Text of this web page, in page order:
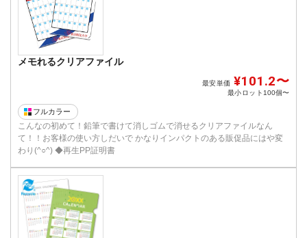
メモれるクリアファイル
最安単価 ¥101.2〜
最小ロット100個〜
フルカラー
こんなの初めて！鉛筆で書けて消しゴムで消せるクリアファイルなん
て！！お客様の使い方しだいで かなりインパクトのある販促品にはや変
わり(^○^) ◆再生PP証明書